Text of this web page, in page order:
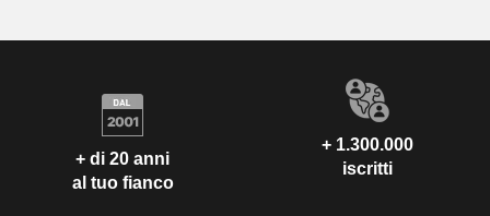
+ di 20 anni
al tuo fianco
+ 1.300.000
iscritti